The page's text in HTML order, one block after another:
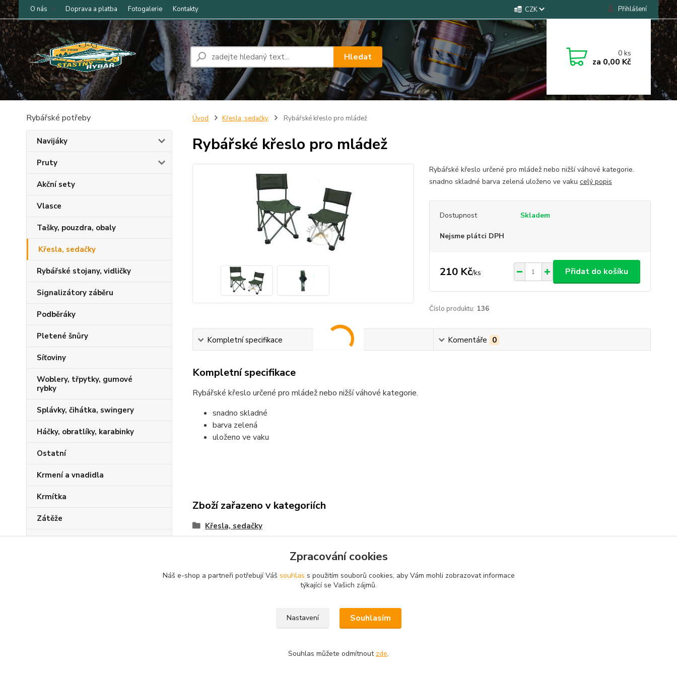
O nás Doprava a platba Fotogalerie Kontakty CZK Přihlášení
Hledat 0ks
za 0,00 Kč
Rybářské potřeby
Navijáky
Pruty
Akční sety
Vlasce
Tašky, pouzdra, obaly
Křesla, sedačky
Rybářské stojany, vidličky
Signalizátory záběru
Podběráky
Pletené šnůry
Síťoviny
Woblery, třpytky, gumové
rybky
Splávky, čihátka, swingery
Háčky, obratlíky, karabinky
Ostatní
Krmení a vnadidla
Krmítka
Zátěže
Úvod Křesla, sedačky Rybářské křeslo pro mládež
Rybářské křeslo pro mládež
Rybářské křeslo určené pro mládež nebo nižší váhové kategorie.
snadno skladné barva zelená uloženo ve vaku celý popis
Dostupnost Skladem
Nejsme plátci DPH
210 Kč/ks Přidat do košíku
Číslo produktu: 136
Kompletní specifikace Komentáře 0
Kompletní specifikace
Rybářské křeslo určené pro mládež nebo nižší váhové kategorie.
snadno skladné
barva zelená
uloženo ve vaku
Zboží zařazeno v kategoriích
Křesla, sedačky
Zpracování cookies
Náš e-shop a partneři potřebují Váš souhlas s použitím souborů cookies, aby Vám mohli zobrazovat informace
týkající se Vašich zájmů.
Nastavení Souhlasím
Souhlas můžete odmítnout zde.